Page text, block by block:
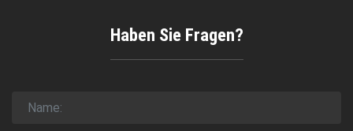
Haben Sie Fragen?